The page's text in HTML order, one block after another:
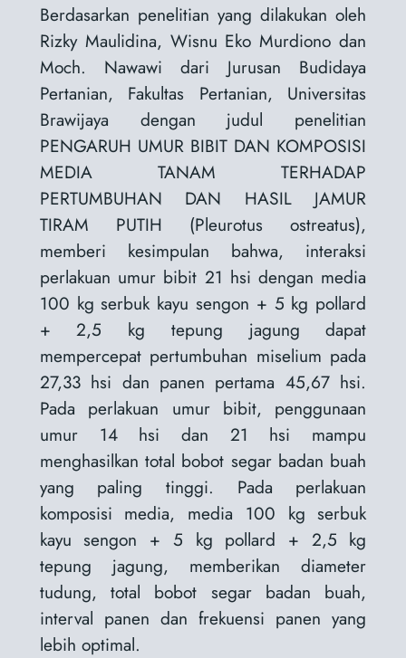
Berdasarkan penelitian yang dilakukan oleh
Rizky Maulidina, Wisnu Eko Murdiono dan
Moch. Nawawi dari Jurusan Budidaya
Pertanian, Fakultas Pertanian, Universitas
Brawijaya dengan judul penelitian
PENGARUH UMUR BIBIT DAN KOMPOSISI
MEDIA TANAM TERHADAP
PERTUMBUHAN DAN HASIL JAMUR
TIRAM PUTIH (Pleurotus ostreatus),
memberi kesimpulan bahwa, interaksi
perlakuan umur bibit 21 hsi dengan media
100 kg serbuk kayu sengon + 5 kg pollard
+ 2,5 kg tepung jagung dapat
mempercepat pertumbuhan miselium pada
27,33 hsi dan panen pertama 45,67 hsi.
Pada perlakuan umur bibit, penggunaan
umur 14 hsi dan 21 hsi mampu
menghasilkan total bobot segar badan buah
yang paling tinggi. Pada perlakuan
komposisi media, media 100 kg serbuk
kayu sengon + 5 kg pollard + 2,5 kg
tepung jagung, memberikan diameter
tudung, total bobot segar badan buah,
interval panen dan frekuensi panen yang
lebih optimal.